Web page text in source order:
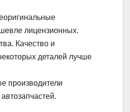
лицензионных.
Качество и
деталей лучше
производители